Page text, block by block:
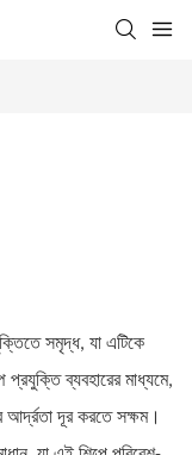
সমৃদ্ধ, যা এটিকে
ব্যবহারের মাধ্যমে,
আর্দ্রতা দূর করতে সক্ষম।